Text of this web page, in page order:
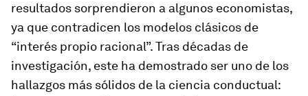
resultados sorprendieron a algunos economistas,
ya que contradicen los modelos clásicos de
“interés propio racional”. Tras décadas de
investigación, este ha demostrado ser uno de los
hallazgos más sólidos de la ciencia conductual: